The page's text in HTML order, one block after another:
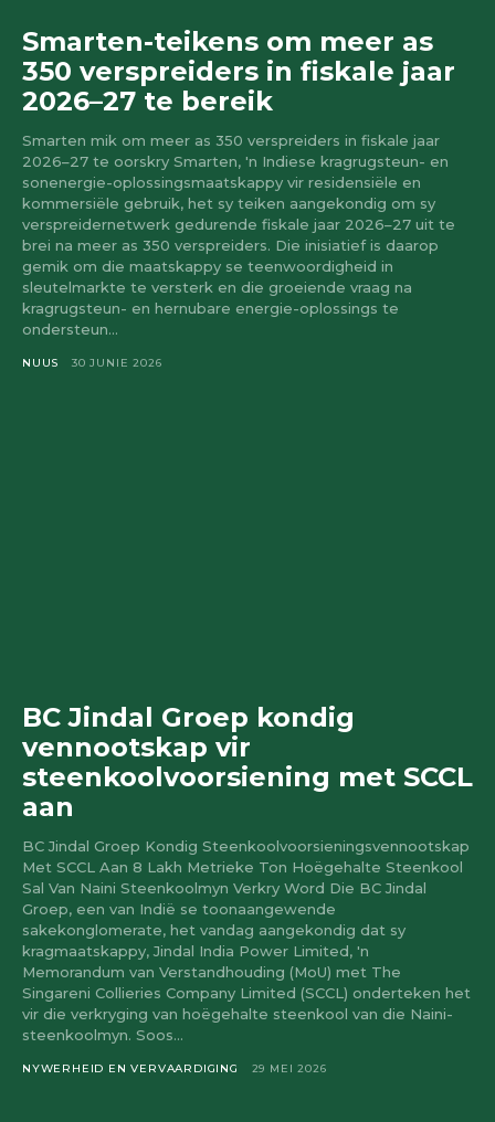
Smarten-teikens om meer as
350 verspreiders in fiskale jaar
2026–27 te bereik
Smarten mik om meer as 350 verspreiders in fiskale jaar
2026–27 te oorskry Smarten, 'n Indiese kragrugsteun- en
sonenergie-oplossingsmaatskappy vir residensiële en
kommersiële gebruik, het sy teiken aangekondig om sy
verspreidernetwerk gedurende fiskale jaar 2026–27 uit te
brei na meer as 350 verspreiders. Die inisiatief is daarop
gemik om die maatskappy se teenwoordigheid in
sleutelmarkte te versterk en die groeiende vraag na
kragrugsteun- en hernubare energie-oplossings te
ondersteun...
NUUS 30 JUNIE 2026
BC Jindal Groep kondig
vennootskap vir
steenkoolvoorsiening met SCCL
aan
BC Jindal Groep Kondig Steenkoolvoorsieningsvennootskap
Met SCCL Aan 8 Lakh Metrieke Ton Hoëgehalte Steenkool
Sal Van Naini Steenkoolmyn Verkry Word Die BC Jindal
Groep, een van Indië se toonaangewende
sakekonglomerate, het vandag aangekondig dat sy
kragmaatskappy, Jindal India Power Limited, 'n
Memorandum van Verstandhouding (MoU) met The
Singareni Collieries Company Limited (SCCL) onderteken het
vir die verkryging van hoëgehalte steenkool van die Naini-
steenkoolmyn. Soos...
NYWERHEID EN VERVAARDIGING 29 MEI 2026